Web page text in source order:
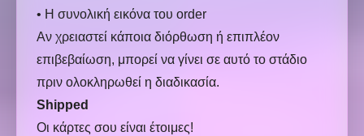
• Η συνολική εικόνα του order
Αν χρειαστεί κάποια διόρθωση ή επιπλέον
επιβεβαίωση, μπορεί να γίνει σε αυτό το στάδιο
πριν ολοκληρωθεί η διαδικασία.
Shipped
Οι κάρτες σου είναι έτοιμες!